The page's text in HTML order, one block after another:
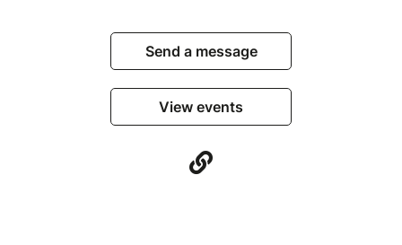
Send a message
View events